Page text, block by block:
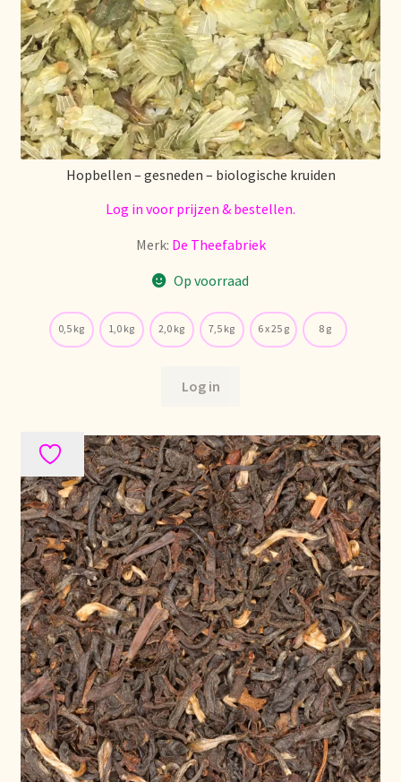
We zijn verhuisd!
Webwinkel
Welcome to our Tea Wholesale business!
Hopbellen – gesneden – biologische kruiden
Log in voor prijzen & bestellen.
Merk: De Theefabriek
Op voorraad
0,5 kg 1,0 kg 2,0 kg 7,5 kg 6 x 25 g 8 g
Log in